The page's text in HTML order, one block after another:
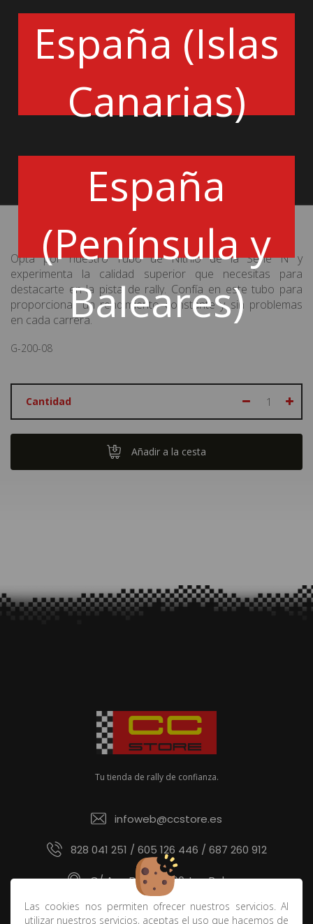
Las cookies nos permiten ofrecer nuestros servicios. Al
utilizar nuestros servicios, aceptas el uso que hacemos de
España (Islas
Canarias)
España
(Península y
Baleares)
diésel, nitrometano, aceite y productos refrigerantes. Su
versatilidad lo convierte en una elección confiable para
diversas aplicaciones.
Rango de Temperatura Amplio:
Con una
impresionante capacidad para funcionar en temperaturas
un rendimiento estable en cualquier condición climática,
desde las noches heladas hasta los días abrasadores.
Con un diámetro interior de
proporciona un flujo de líquido suave y sin restricciones,
Fácil de Adaptar:Con un radio de curvatura de 88.9
mm, este tubo es fácil de manipular y adaptar a diversas
configuraciones de instalación. Su flexibilidad facilita su
comodidad durante el proceso de instalación.
Opta por nuestro Tubo de Nitrilo de la Serie N y
experimenta la calidad superior que necesitas para
destacarte en la pista de rally. Confía en este tubo para
proporcionar un rendimiento constante y sin problemas
en cada carrera.
G-200-08
Cantidad
Añadir a la cesta
Tu tienda de rally de confianza.
infoweb@ccstore.es
828 041 251 / 605 126 446 / 687 260 912
C/ Ana Benítez 60, Las Palmas